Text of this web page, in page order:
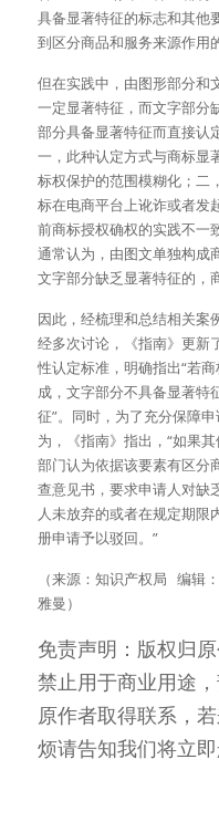
具备显著特征的标志和其他
到区分商品和服务来源作用
但在实践中，由图形部分和
一定显著特征，而文字部分
部分具备显著特征而直接认
一，此种认定方式与商标显
标权保护的范围模糊化；二
标在电商平台上讹诈或者发
前商标授权确权的实践不一
通常认为，由图文单独构成
文字部分缺乏显著特征的，
因此，经梳理和总结相关案
经多次讨论，《指南》更新
性认定标准，明确指出“若
成，文字部分不具备显著特
征”。同时，为了充分保障
为，《指南》指出，“如果
部门认为依据该要素有区分
查意见书，要求申请人对缺
人未放弃的或者在规定期限
册申请予以驳回。”
（来源：知识产权局   编辑
雅曼）
免责声明：版权归
禁止用于商业用途
原作者取得联系，
烦请告知我们将立即